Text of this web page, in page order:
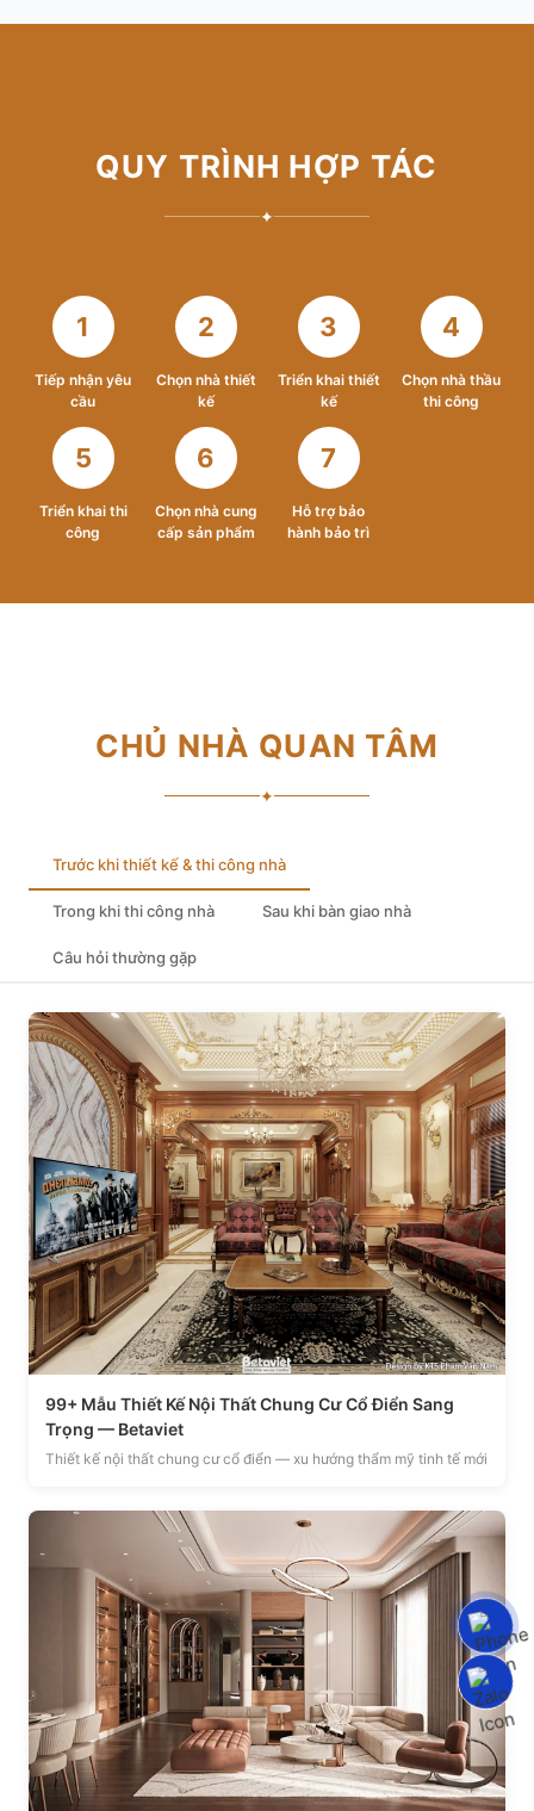
QUY TRÌNH HỢP TÁC
✦
1
Tiếp nhận yêu
cầu
2
Chọn nhà thiết
kế
3
Triển khai thiết
kế
4
Chọn nhà thầu
thi công
5
Triển khai thi
công
6
Chọn nhà cung
cấp sản phẩm
7
Hỗ trợ bảo
hành bảo trì
CHỦ NHÀ QUAN TÂM
✦
Trước khi thiết kế & thi công nhà
Trong khi thi công nhà Sau khi bàn giao nhà
Câu hỏi thường gặp
99+ Mẫu Thiết Kế Nội Thất Chung Cư Cổ Điển Sang
Trọng — Betaviet
Thiết kế nội thất chung cư cổ điển — xu hướng thẩm mỹ tinh tế mới